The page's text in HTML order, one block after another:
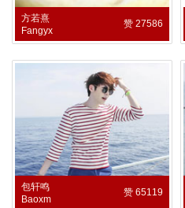
方若熹
Fangyx
赞 27586
包轩鸣
Baoxm
赞 65119